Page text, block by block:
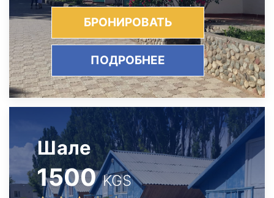
БРОНИРОВАТЬ
ПОДРОБНЕЕ
Шале
1500 KGS